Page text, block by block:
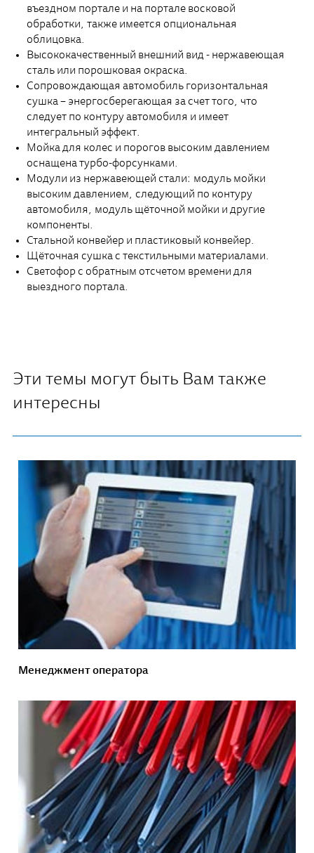
въездном портале и на портале восковой
обработки, также имеется опциональная
облицовка.
Высококачественный внешний вид - нержавеющая
сталь или порошковая окраска.
Сопровождающая автомобиль горизонтальная
сушка – энергосберегающая за счет того, что
следует по контуру автомобиля и имеет
интегральный эффект.
Мойка для колес и порогов высоким давлением
оснащена турбо-форсунками.
Модули из нержавеющей стали: модуль мойки
высоким давлением, следующий по контуру
автомобиля, модуль щёточной мойки и другие
компоненты.
Стальной конвейер и пластиковый конвейер.
Щёточная сушка с текстильными материалами.
Светофор с обратным отсчетом времени для
выездного портала.
Эти темы могут быть Вам также
интересны
Менеджмент оператора